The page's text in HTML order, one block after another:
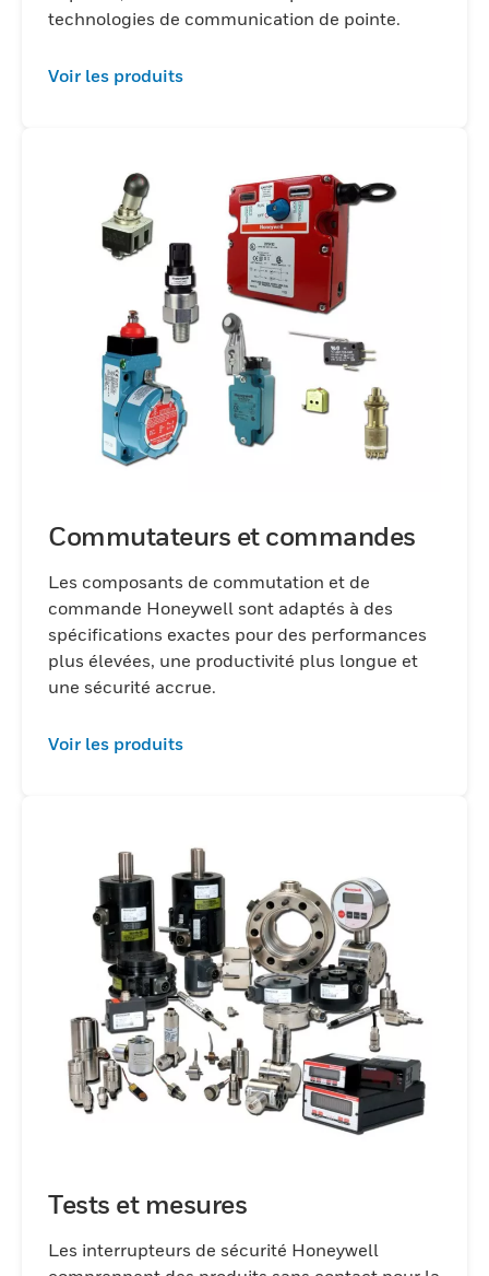
technologies de communication de pointe.
Voir les produits
Commutateurs et commandes
Les composants de commutation et de
commande Honeywell sont adaptés à des
spécifications exactes pour des performances
plus élevées, une productivité plus longue et
une sécurité accrue.
Voir les produits
Tests et mesures
Les interrupteurs de sécurité Honeywell